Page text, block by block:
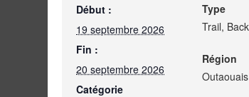
Début :
19 septembre 2026
Fin :
20 septembre 2026
Catégorie
Type
Trail,
Région
Outaouais